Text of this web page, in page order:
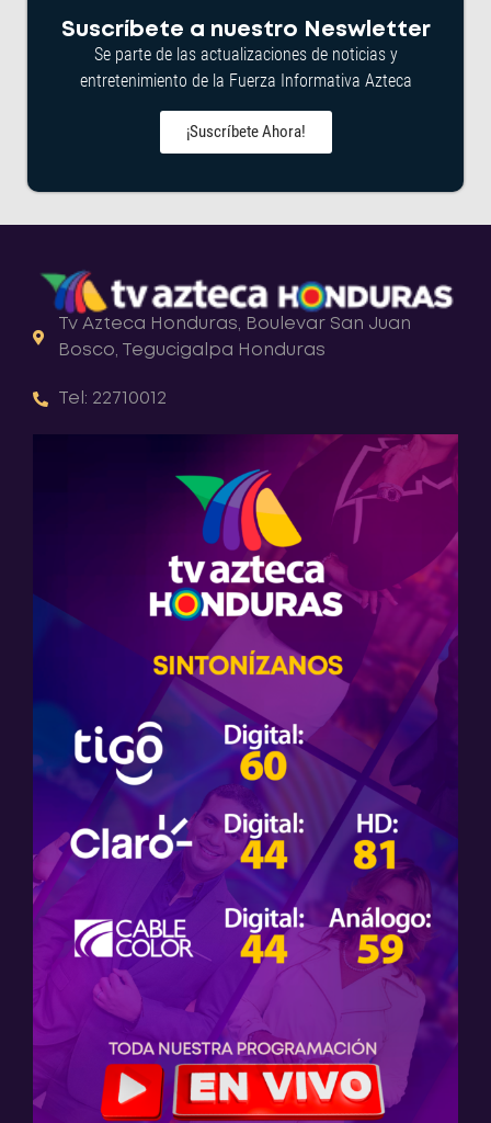
Suscríbete a nuestro Neswletter
Se parte de las actualizaciones de noticias y
entretenimiento de la Fuerza Informativa Azteca
¡Suscríbete Ahora!
Tv Azteca Honduras, Boulevar San Juan
Bosco, Tegucigalpa Honduras
Tel: 22710012